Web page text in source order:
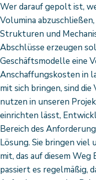
Wer darauf gepolt ist,
Volumina
Strukturen und
Abschlüsse erzeugen
Geschäftsmodelle eine
Anschaffungskosten in
mit sich bringen, sind
nutzen in unseren
einrichten lässt,
Bereich des
Lösung. Sie bringen
mit, das auf diesem
passiert es regelmäßig,